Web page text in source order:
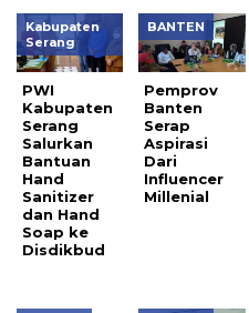
Kabupaten
Serang
PWI
Kabupaten
Serang
Salurkan
Bantuan
Hand
Sanitizer
dan Hand
Soap ke
Disdikbud
BANTEN
Pemprov
Banten
Serap
Aspirasi
Dari
Influencer
Millenial